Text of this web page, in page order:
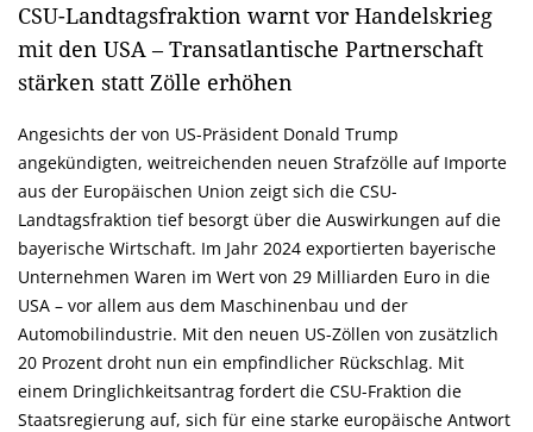
CSU-Landtagsfraktion warnt vor Handelskrieg
mit den USA – Transatlantische Partnerschaft
stärken statt Zölle erhöhen
Angesichts der von US-Präsident Donald Trump
angekündigten, weitreichenden neuen Strafzölle auf Importe
aus der Europäischen Union zeigt sich die CSU-
Landtagsfraktion tief besorgt über die Auswirkungen auf die
bayerische Wirtschaft. Im Jahr 2024 exportierten bayerische
Unternehmen Waren im Wert von 29 Milliarden Euro in die
USA – vor allem aus dem Maschinenbau und der
Automobilindustrie. Mit den neuen US-Zöllen von zusätzlich
20 Prozent droht nun ein empfindlicher Rückschlag. Mit
einem Dringlichkeitsantrag fordert die CSU-Fraktion die
Staatsregierung auf, sich für eine starke europäische Antwort